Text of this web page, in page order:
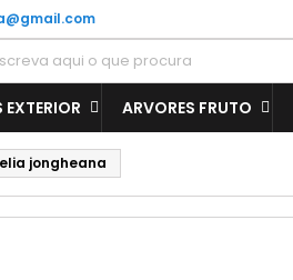
ARVORES FRUTO
jongheana